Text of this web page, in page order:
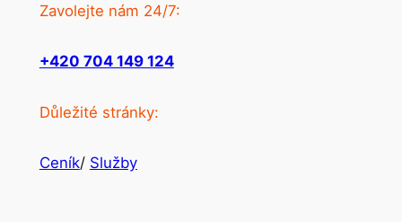
Zavolejte nám 24/7:
+420 704 149 124
Důležité stránky:
Ceník/ Služby